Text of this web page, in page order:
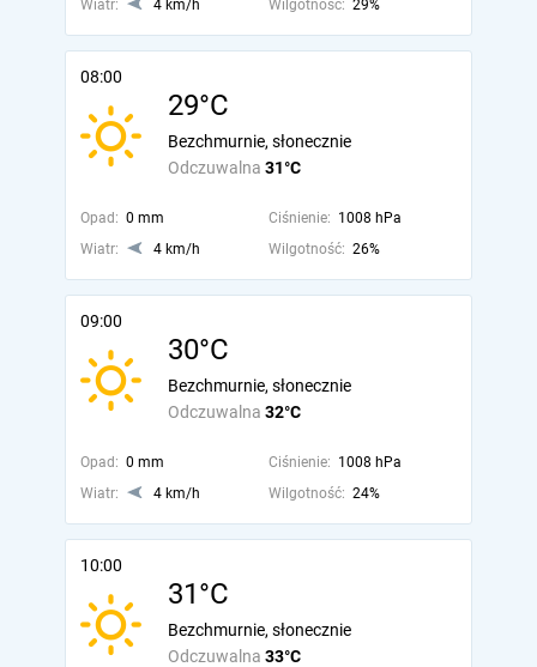
Wiatr: 4 km/h Wilgotność: 29%
08:00
29°C
Odczuwalna 31°C
Bezchmurnie, słonecznie
Opad: 0 mm Ciśnienie: 1008 hPa
Wiatr:
4 km/h Wilgotność: 26%
09:00
30°C
Odczuwalna 32°C
Bezchmurnie, słonecznie
Opad: 0 mm Ciśnienie: 1008 hPa
Wiatr:
4 km/h Wilgotność: 24%
10:00
31°C
Odczuwalna 33°C
Bezchmurnie, słonecznie